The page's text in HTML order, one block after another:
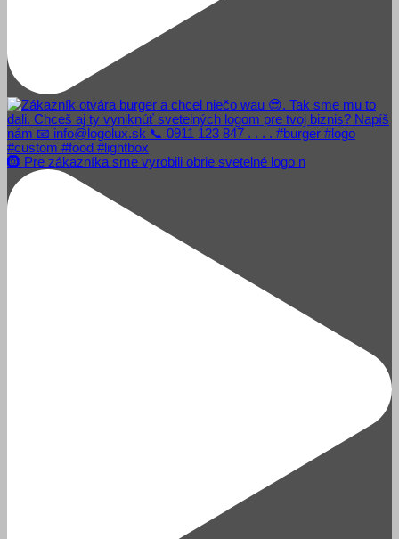
🛞 Pre zákazníka sme vyrobili obrie svetelné logo n